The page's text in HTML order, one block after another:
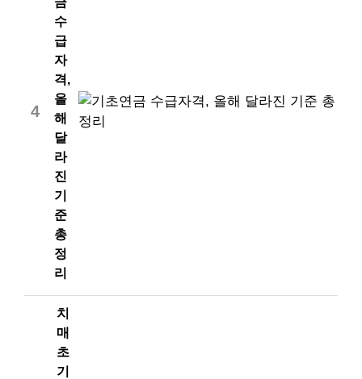
4
수
급
자
격,
올
해
달
라
진
기
준
총
정
리
치
매
초
기